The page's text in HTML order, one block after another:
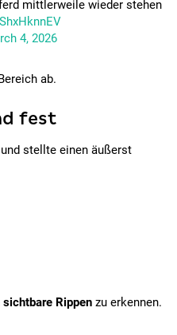
mittlerweile wieder stehen
4, 2026
ab.
fest
und stellte einen äußerst
Rippen zu erkennen.